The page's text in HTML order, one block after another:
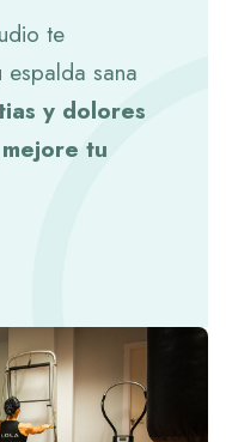
te
espalda sana
y dolores
tu